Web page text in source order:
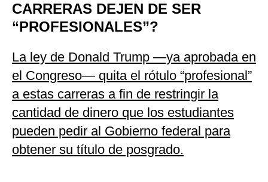
CARRERAS DEJEN DE SER
“PROFESIONALES”?
La ley de Donald Trump —ya aprobada en
el Congreso— quita el rótulo “profesional”
a estas carreras a fin de restringir la
cantidad de dinero que los estudiantes
pueden pedir al Gobierno federal para
obtener su título de posgrado.